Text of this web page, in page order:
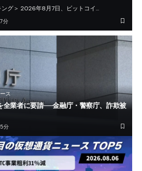
グ＞ 2026年8月7日、ビットコイ…
分
ス
全業者に要請──金融庁・警察庁、詐欺被
分